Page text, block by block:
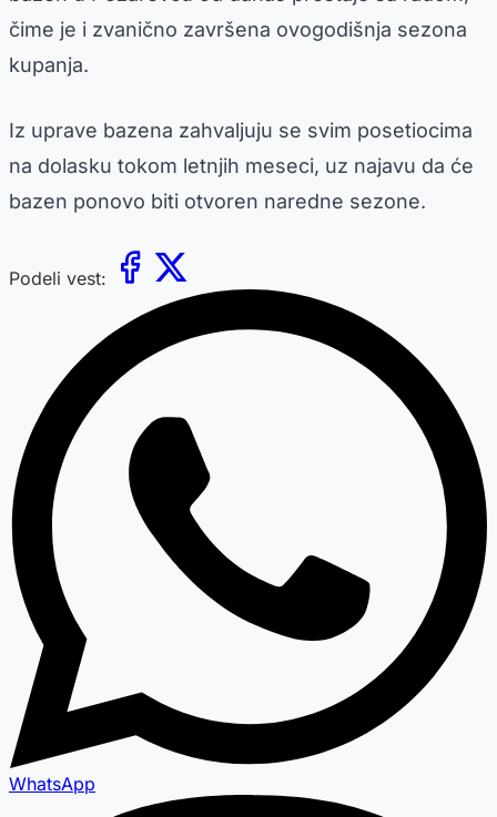
čime je i zvanično završena ovogodišnja sezona
kupanja.
Iz uprave bazena zahvaljuju se svim posetiocima
na dolasku tokom letnjih meseci, uz najavu da će
bazen ponovo biti otvoren naredne sezone.
Podeli vest:
WhatsApp